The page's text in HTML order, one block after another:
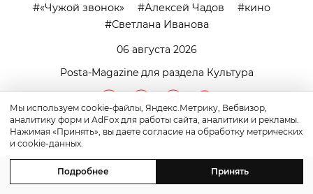
«Чужой звонок» Алексей Чадов
кино
Светлана Иванова
06 августа 2026
Posta-Magazine для раздела Культура
Мы используем cookie-файлы, Яндекс.Метрику, Вебвизор,
аналитику форм и AdFox для работы сайта, аналитики и рекламы.
Нажимая «Принять», вы даете согласие на обработку метрических
и cookie-данных.
Подробнее Принять